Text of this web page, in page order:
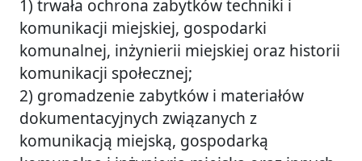
1) trwała ochrona zabytków techniki i
komunikacji miejskiej, gospodarki
komunalnej, inżynierii miejskiej oraz historii
komunikacji społecznej;
2) gromadzenie zabytków i materiałów
dokumentacyjnych związanych z
komunikacją miejską, gospodarką